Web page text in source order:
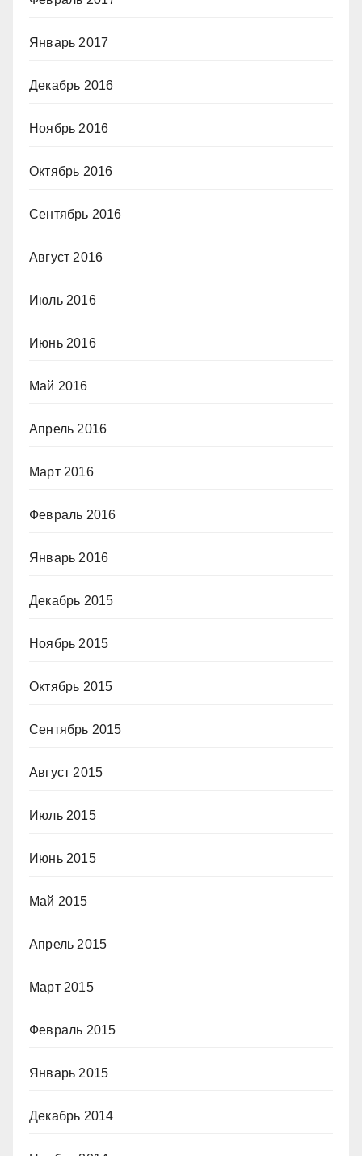
Январь 2017
Декабрь 2016
Ноябрь 2016
Октябрь 2016
Сентябрь 2016
Август 2016
Июль 2016
Июнь 2016
Май 2016
Апрель 2016
Март 2016
Февраль 2016
Январь 2016
Декабрь 2015
Ноябрь 2015
Октябрь 2015
Сентябрь 2015
Август 2015
Июль 2015
Июнь 2015
Май 2015
Апрель 2015
Март 2015
Февраль 2015
Январь 2015
Декабрь 2014